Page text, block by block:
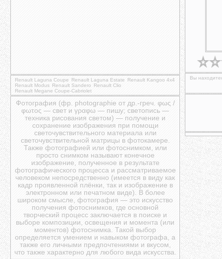
Renault Laguna Coupe Renault Laguna Estate
Renault Kangoo 4x4
Renault Modus Renault Sandero
Renault Clio
Renault Megane Coupe-Cabriolet
Фотография (фр. photographie от др.-греч. φως /
φωτος — свет и γραφω — пишу; светопись —
техника рисования светом) — получение и
сохранение изображения при помощи
светочувствительного материала или
светочувствительной матрицы в фотокамере.
Также фотографией или фотоснимком, или
просто снимком называют конечное
изображение, полученное в результате
фотографического процесса и рассматриваемое
человеком непосредственно (имеется в виду как
кадр проявленной плёнки, так и изображение в
электронном или печатном виде). В более
широком смысле, фотография — это искусство
получения фотоснимков, где основной
творческий процесс заключается в поиске и
выборе композиции, освещения и момента (или
моментов) фотоснимка. Такой выбор
определяется умением и навыком фотографа, а
также его личными предпочтениями и вкусом,
что также характерно для любого вида искусства.
Вы